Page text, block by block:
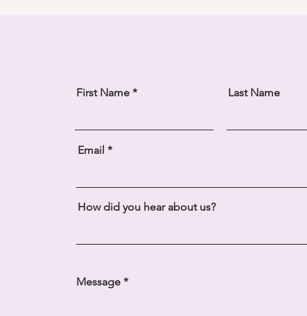
First Name Last Name
Email
How did you hear about us?
Message